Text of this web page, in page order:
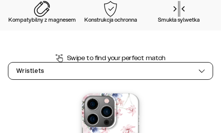
Kompatybilny z magnesem Konstrukcja ochronna Smukła sylwetka
Swipe to find your perfect match
Wristlets